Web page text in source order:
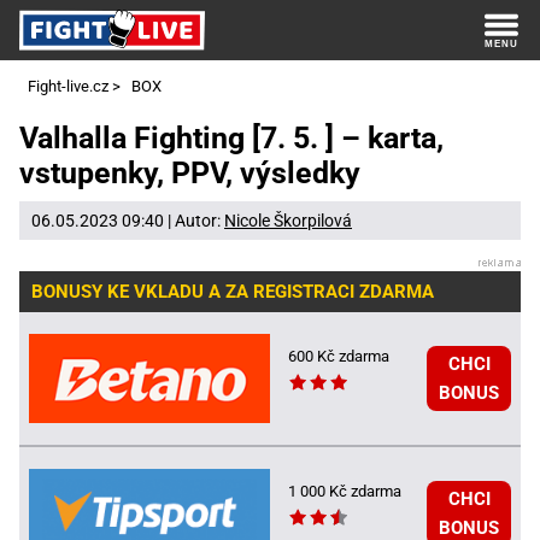
Fight-live.cz > BOX
Valhalla Fighting [7. 5. ] – karta,
vstupenky, PPV, výsledky
06.05.2023 09:40 | Autor: Nicole Škorpilová
BONUSY KE VKLADU A ZA REGISTRACI ZDARMA
600 Kč zdarma
CHCI
BONUS
1 000 Kč zdarma
CHCI
BONUS